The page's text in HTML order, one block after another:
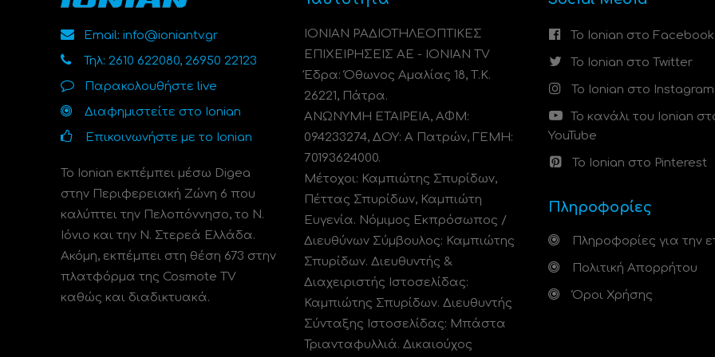
Email: info@ioniantv.gr
Τηλ: 2610 622080, 26950 22123
Παρακολουθήστε live
Διαφημιστείτε στο Ionian
Επικοινωνήστε με το Ionian
Το Ionian εκπέμπει μέσω Digea
στην Περιφερειακή Ζώνη 6 που
καλύπτει την Πελοπόννησο, το N.
Ιόνιο και την Ν. Στερεά Ελλάδα.
Ακόμη, εκπέμπει στη θέση 673 στην
πλατφόρμα της Cosmote TV
καθώς και διαδικτυακά.
ΙΟΝΙΑΝ ΡΑΔΙΟΤΗΛΕΟΠΤΙΚΕΣ
ΕΠΙΧΕΙΡΗΣΕΙΣ ΑΕ - IONIAN TV
Έδρα: Όθωνος Αμαλίας 18, Τ.Κ.
26221, Πάτρα.
ΑΝΩΝΥΜΗ ΕΤΑΙΡΕΙΑ, ΑΦΜ:
094233274, ΔΟΥ: A Πατρών, ΓΕΜΗ:
70193624000.
Μέτοχοι: Καμπιώτης Σπυρίδων,
Πέττας Σπυρίδων, Καμπιώτη
Ευγενία. Νόμιμος Εκπρόσωπος /
Διευθύνων Σύμβουλος: Καμπιώτης
Σπυρίδων. Διευθυντής &
Διαχειριστής Ιστοσελίδας:
Καμπιώτης Σπυρίδων. Διευθυντής
Σύνταξης Ιστοσελίδας: Μπάστα
Τριανταφυλλιά. Δικαιούχος
Το Ionian στο Facebook
Το Ionian στο Twitter
Το Ionian στο Instagram
Το κανάλι του Ionian
YouTube
Το Ionian στο Pinterest
Πληροφορίες
Πληροφορίες για την
Πολιτική Απορρήτου
Όροι Χρήσης